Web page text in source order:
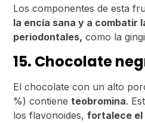
Los componentes de esta
la encía sana y a combatir
periodontales, como la
15. Chocolate
El chocolate con un alto
%) contieneteobromina.
los flavonoides,fortalece el